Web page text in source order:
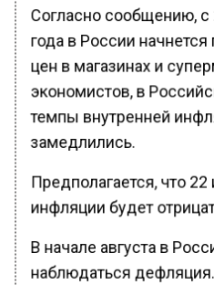
Согласно сообщению, с
года в России
цен в магазинах и
экономистов, в
темпы внутренней
замедлились.
Предполагается, что
инфляции будет
В начале августа в
наблюдаться